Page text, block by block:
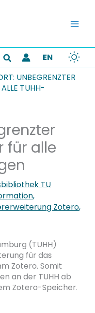
Suchen
EN
UNBEGRENZTER
TUHH-
für alle
TU
,
Zotero,
(TUHH)
für das
Zotero. Somit
an der TUHH ab
Zotero-Speicher.